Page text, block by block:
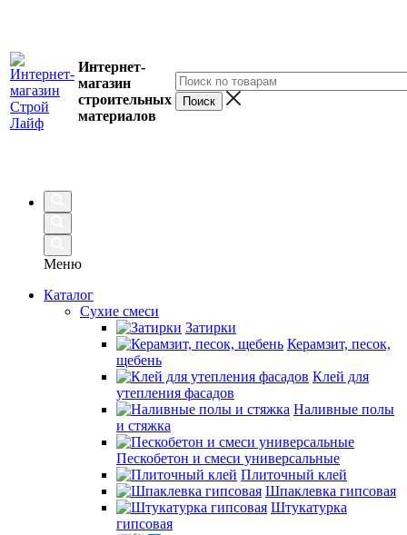
Интернет-
магазин
строительных
материалов
Меню
Каталог
Сухие смеси
Затирки
Керамзит, песок,
щебень
Клей для
утепления фасадов
Наливные полы
и стяжка
Пескобетон и смеси универсальные
Плиточный клей
Шпаклевка гипсовая
Штукатурка
гипсовая